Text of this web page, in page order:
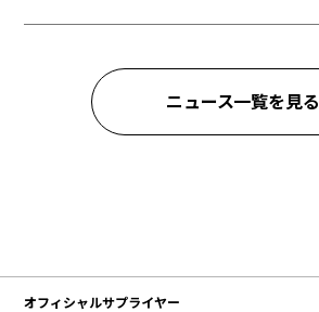
ニュース一覧を見る
オフィシャルサプライヤー